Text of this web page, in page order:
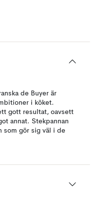
de Buyer är
i köket.
gott resultat, oavsett
annat. Stekpannan
som gör sig väl i de